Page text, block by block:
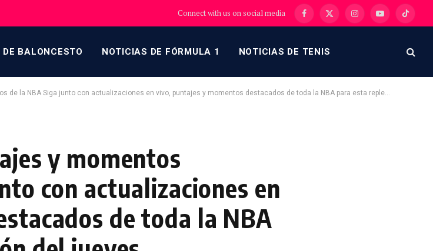
Connect with us on social media Facebook
X
InstagramYouTubeTikTok
BALONCESTO NOTICIAS DE FÓRMULA 1 NOTICIAS DE TENIS
Siga junto con actualizaciones en vivo, puntajes y momentos destacados de toda la NBA para esta repleta programación del jueves.
y momentos
con actualizaciones en
de toda la NBA